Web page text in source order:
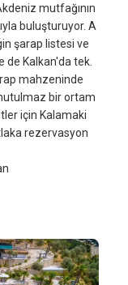
mutfağının
buluşturuyor. A
şarap listesi ve
de Kalkan'da tek.
mahzeninde
bir ortam
için Kalamaki
rezervasyon